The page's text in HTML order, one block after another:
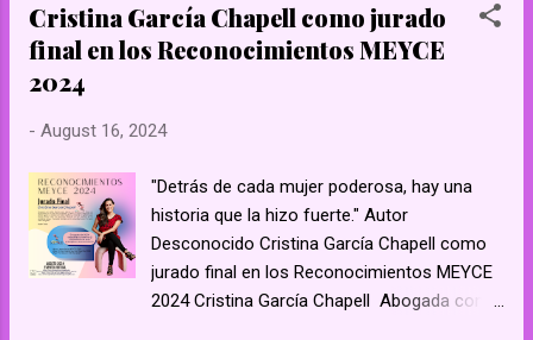
Medicina General y en Medicina Estética.
Premio Internacional del Liderazgo de la
"Una mujer es poderosa no solo por lo que
a otros a lograrlo también." Unknown
https://www.facebook.com/ meyceonline/
https://www.facebook.com/
groups/573582302994828 Mujeres
Emprendedoras y con Espíritu - YouTube
Cristina García Chapell como jurado
final en los Reconocimientos MEYCE
2024
- August 16, 2024
"Detrás de cada mujer poderosa, hay una
historia que la hizo fuerte." Autor
Desconocido Cristina García Chapell como
jurado final en los Reconocimientos MEYCE
2024 Cristina García Chapell Abogada con